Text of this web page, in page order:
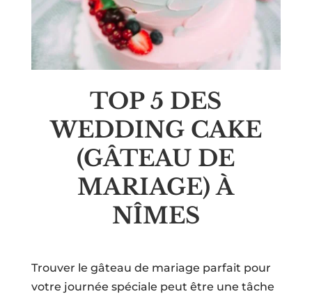
TOP 5 DES
WEDDING CAKE
(GÂTEAU DE
MARIAGE) À
NÎMES
Trouver le gâteau de mariage parfait pour
votre journée spéciale peut être une tâche